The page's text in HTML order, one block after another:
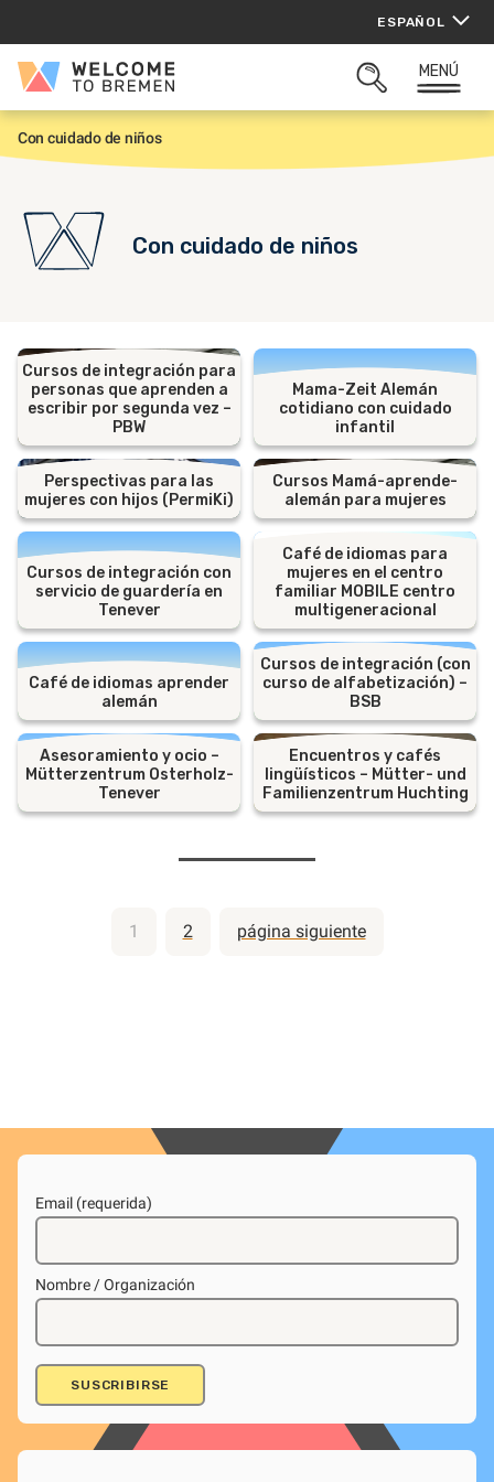
contenido
ESPAÑOL
Welcome
Bremen
ABRIR
MENÚ
I
n
Con cuidado de niños
Con cuidado de niños
Cursos de integración para
personas que aprenden a
escribir por segunda vez –
PBW
Mama-Zeit Alemán
cotidiano con cuidado
infantil
Perspectivas para las
mujeres con hijos (PermiKi)
Cursos Mamá-aprende-
alemán para mujeres
Cursos de integración con
servicio de guardería en
Tenever
Café de idiomas para
mujeres en el centro
familiar MOBILE centro
multigeneracional
Café de idiomas aprender
alemán
Cursos de integración (con
curso de alfabetización) –
BSB
Asesoramiento y ocio –
Mütterzentrum Osterholz-
Tenever
Encuentros y cafés
lingüísticos – Mütter- und
Familienzentrum Huchting
Paginación
de
1 2 página siguiente
Email (requerida)
Nombre / Organización